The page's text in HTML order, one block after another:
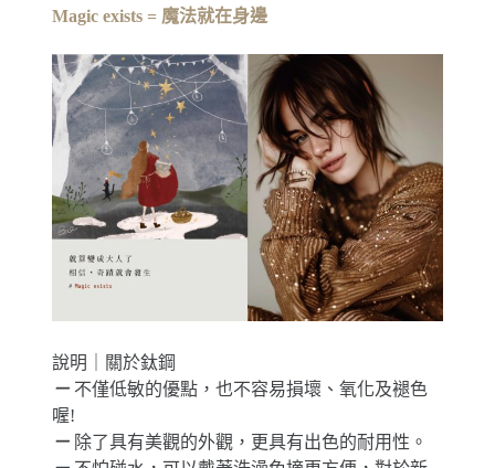
Magic exists = 魔法就在身邊
說明｜關於鈦鋼
－ 不僅低敏的優點，也不容易損壞、氧化及褪色
喔!
－ 除了具有美觀的外觀，更具有出色的耐用性。